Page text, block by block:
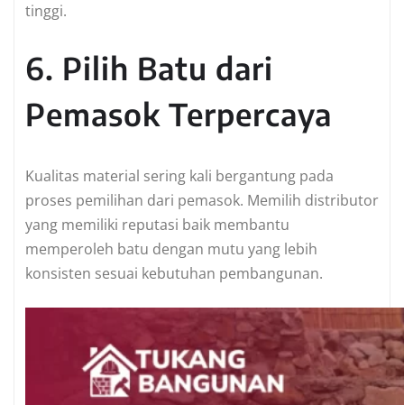
tinggi.
6. Pilih Batu dari
Pemasok Terpercaya
Kualitas material sering kali bergantung pada
proses pemilihan dari pemasok. Memilih distributor
yang memiliki reputasi baik membantu
memperoleh batu dengan mutu yang lebih
konsisten sesuai kebutuhan pembangunan.